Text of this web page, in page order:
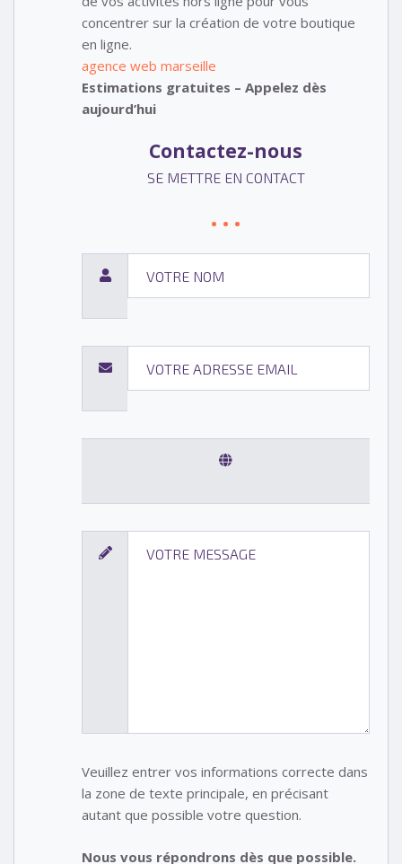
concentrer sur la création de votre boutique
en ligne.
agence web marseille
Estimations gratuites – Appelez dès
aujourd’hui
Contactez-nous
SE METTRE EN CONTACT
Veuillez entrer vos informations correcte dans
la zone de texte principale, en précisant
autant que possible votre question.
Nous vous répondrons dès que possible.